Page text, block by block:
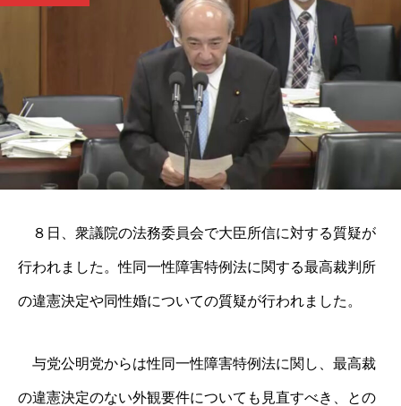
８日、衆議院の法務委員会で大臣所信に対する質疑が
行われました。性同一性障害特例法に関する最高裁判所
の違憲決定や同性婚についての質疑が行われました。
与党公明党からは性同一性障害特例法に関し、最高裁
の違憲決定のない外観要件についても見直すべき、との